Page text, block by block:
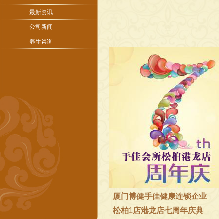
最新资讯
公司新闻
养生咨询
厦门博健手佳健康连锁企业
松柏1店港龙店七周年庆典